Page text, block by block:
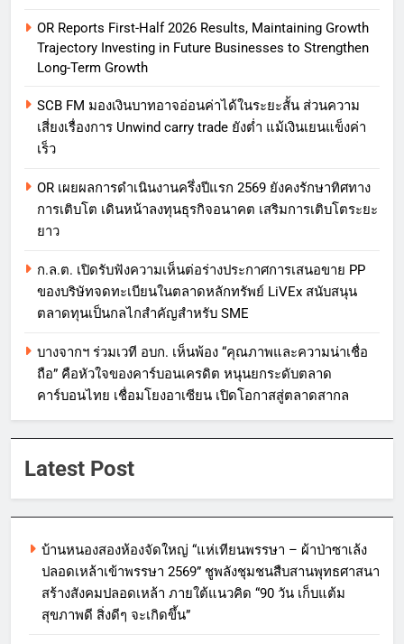
OR Reports First-Half 2026 Results, Maintaining Growth
Trajectory Investing in Future Businesses to Strengthen
Long-Term Growth
SCB FM มองเงินบาทอาจอ่อนค่าได้ในระยะสั้น ส่วนความ
เสี่ยงเรื่องการ Unwind carry trade ยังต่ำ แม้เงินเยนแข็งค่า
เร็ว
OR เผยผลการดำเนินงานครึ่งปีแรก 2569 ยังคงรักษาทิศทาง
การเติบโต เดินหน้าลงทุนธุรกิจอนาคต เสริมการเติบโตระยะ
ยาว
ก.ล.ต. เปิดรับฟังความเห็นต่อร่างประกาศการเสนอขาย PP
ของบริษัทจดทะเบียนในตลาดหลักทรัพย์ LiVEx สนับสนุน
ตลาดทุนเป็นกลไกสำคัญสำหรับ SME
บางจากฯ ร่วมเวที อบก. เห็นพ้อง “คุณภาพและความน่าเชื่อ
ถือ” คือหัวใจของคาร์บอนเครดิต หนุนยกระดับตลาด
คาร์บอนไทย เชื่อมโยงอาเซียน เปิดโอกาสสู่ตลาดสากล
Latest Post
บ้านหนองสองห้องจัดใหญ่ “แห่เทียนพรรษา – ผ้าป่าซาเล้ง
ปลอดเหล้าเข้าพรรษา 2569” ชูพลังชุมชนสืบสานพุทธศาสนา
สร้างสังคมปลอดเหล้า ภายใต้แนวคิด “90 วัน เก็บแต้ม
สุขภาพดี สิ่งดีๆ จะเกิดขึ้น”